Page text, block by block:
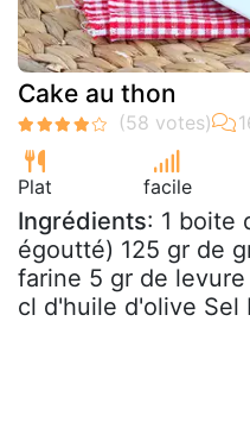
Cake au thon
Plat facile
Ingrédients: 1 boite
égoutté) 125 gr de
farine 5 gr de
cl d'huile d'olive Sel